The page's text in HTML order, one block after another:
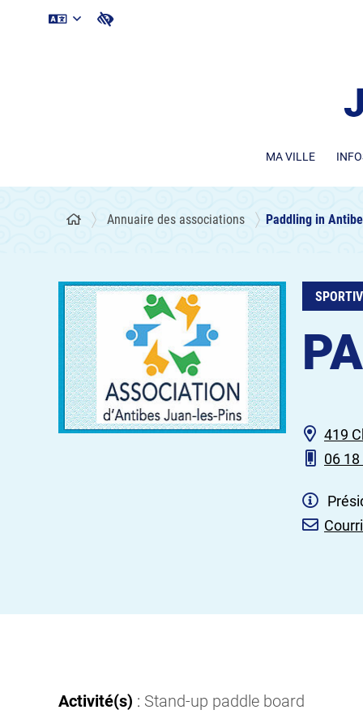
MA VILLE
Annuaire des associations Paddling in
419
06
Activité(s) : Stand-up paddle board